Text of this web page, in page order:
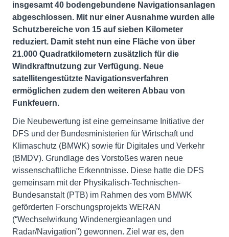
insgesamt 40 bodengebundene Navigationsanlagen
abgeschlossen. Mit nur einer Ausnahme wurden alle
Schutzbereiche von 15 auf sieben Kilometer
reduziert. Damit steht nun eine Fläche von über
21.000 Quadratkilometern zusätzlich für die
Windkraftnutzung zur Verfügung. Neue
satellitengestützte Navigationsverfahren
ermöglichen zudem den weiteren Abbau von
Funkfeuern.
Die Neubewertung ist eine gemeinsame Initiative der
DFS und der Bundesministerien für Wirtschaft und
Klimaschutz (BMWK) sowie für Digitales und Verkehr
(BMDV). Grundlage des Vorstoßes waren neue
wissenschaftliche Erkenntnisse. Diese hatte die DFS
gemeinsam mit der Physikalisch-Technischen-
Bundesanstalt (PTB) im Rahmen des vom BMWK
geförderten Forschungsprojekts WERAN
(“Wechselwirkung Windenergieanlagen und
Radar/Navigation") gewonnen. Ziel war es, den